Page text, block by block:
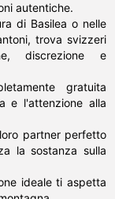
autentiche.
di Basilea o nelle
trova svizzeri
discrezione e
gratuita
e l'attenzione alla
partner perfetto
la sostanza sulla
ideale ti aspetta